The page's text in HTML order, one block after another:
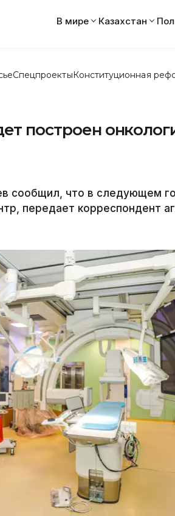
В мире Казахстан
СпецпроектыКонституционная
построен
сообщил, что в следующем
передает корреспондент